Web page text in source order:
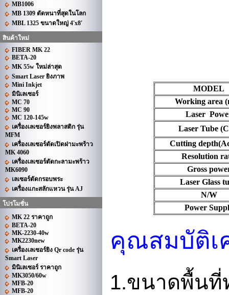
MB1006
MB 1309 ตัดหนาที่สุดในโลก
MBL 1325 ขนาดใหญ่ 4'x8'
สินค้าใหม่
FIBER MK 22
BETA-20
MK 55w ใหม่ล่าสุด
Smart Laser ยิงภาพ
Mini Inkjet
มินิเลเซอร์
MC 70
MC 90
MC 120-145w
เครื่องเลเซอร์ยิงพลาสติก รุ่น
MFM
เครื่องเลเซอร์ตัดเปิดฝามะพร้าว
MK 4060
เครื่องเลเซอร์ตัดกะลามะพร้าว
MK6090
เลเซอร์ตัดกรอบพระ
เครื่องแกะสลักแหวน รุ่น AJ
โปรโมชั่น
MK 22 ราคาถูก
BETA-20
MK-2230-40w
MK2230new
เครื่องเลเซอร์ยิง Qr code รุ่น
Smart Laser
มินิเลเซอร์ ราคาถูก
MK3050/60w
MFB-20
MFB-20
MODEL
Working area
Laser
Laser Tube
Cutting
Resolution
Gross
Laser Glass
N/W
Power
คุณสมบัติเ
1.ขนาดพื้นที่